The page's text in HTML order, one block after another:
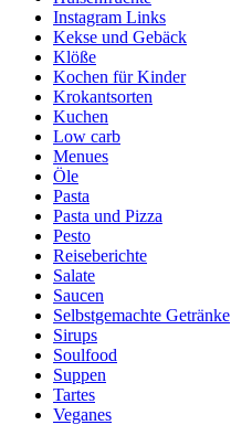
Instagram Links
Kekse und Gebäck
Klöße
Kochen für Kinder
Krokantsorten
Kuchen
Low carb
Menues
Öle
Pasta
Pasta und Pizza
Pesto
Reiseberichte
Salate
Saucen
Selbstgemachte Getränke
Sirups
Soulfood
Suppen
Tartes
Veganes